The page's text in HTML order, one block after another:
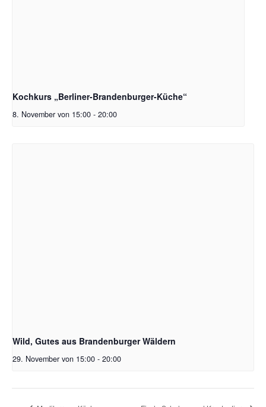
Kochkurs „Berliner-Brandenburger-Küche“
8. November von 15:00 - 20:00
Wild, Gutes aus Brandenburger Wäldern
29. November von 15:00 - 20:00